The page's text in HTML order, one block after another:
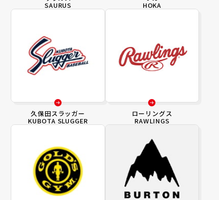
SAURUS HOKA
久保田スラッガー
KUBOTA SLUGGER
ローリングス
RAWLINGS